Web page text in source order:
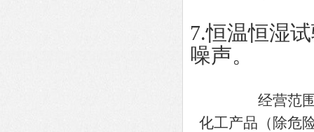
7.恒温恒湿
噪声。
经营范
化工产品（除危